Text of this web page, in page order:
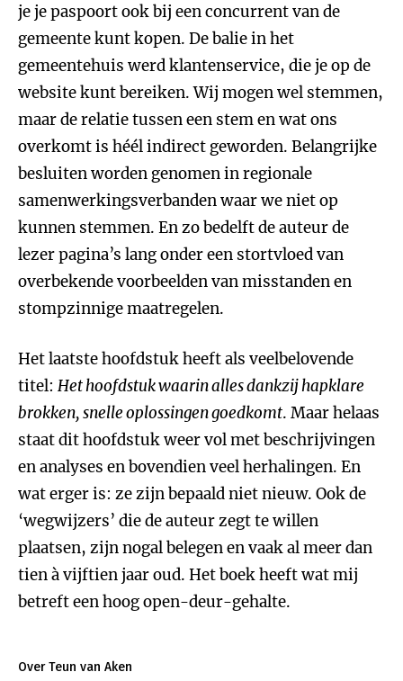
je je paspoort ook bij een concurrent van de
gemeente kunt kopen. De balie in het
gemeentehuis werd klantenservice, die je op de
website kunt bereiken. Wij mogen wel stemmen,
maar de relatie tussen een stem en wat ons
overkomt is héél indirect geworden. Belangrijke
besluiten worden genomen in regionale
samenwerkingsverbanden waar we niet op
kunnen stemmen. En zo bedelft de auteur de
lezer pagina’s lang onder een stortvloed van
overbekende voorbeelden van misstanden en
stompzinnige maatregelen.
Het laatste hoofdstuk heeft als veelbelovende
titel: Het hoofdstuk waarin alles dankzij hapklare
brokken, snelle oplossingen goedkomt. Maar helaas
staat dit hoofdstuk weer vol met beschrijvingen
en analyses en bovendien veel herhalingen. En
wat erger is: ze zijn bepaald niet nieuw. Ook de
‘wegwijzers’ die de auteur zegt te willen
plaatsen, zijn nogal belegen en vaak al meer dan
tien à vijftien jaar oud. Het boek heeft wat mij
betreft een hoog open-deur-gehalte.
Over Teun van Aken